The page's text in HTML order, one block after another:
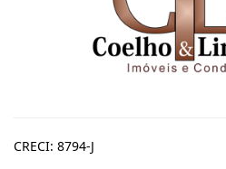
CRECI: 8794-J